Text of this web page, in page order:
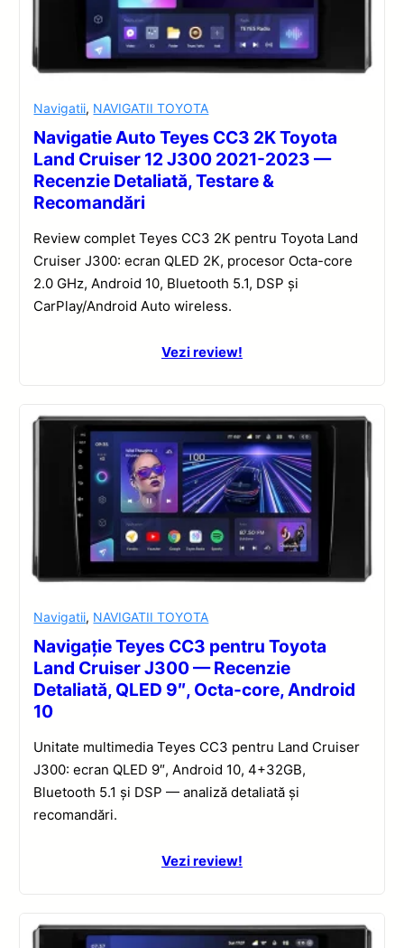
Navigatii, NAVIGATII TOYOTA
Navigatie Auto Teyes CC3 2K Toyota
Land Cruiser 12 J300 2021-2023 —
Recenzie Detaliată, Testare &
Recomandări
Review complet Teyes CC3 2K pentru Toyota Land
Cruiser J300: ecran QLED 2K, procesor Octa-core
2.0 GHz, Android 10, Bluetooth 5.1, DSP și
CarPlay/Android Auto wireless.
Vezi review!
Navigatii, NAVIGATII TOYOTA
Navigație Teyes CC3 pentru Toyota
Land Cruiser J300 — Recenzie
Detaliată, QLED 9″, Octa-core, Android
10
Unitate multimedia Teyes CC3 pentru Land Cruiser
J300: ecran QLED 9″, Android 10, 4+32GB,
Bluetooth 5.1 și DSP — analiză detaliată și
recomandări.
Vezi review!